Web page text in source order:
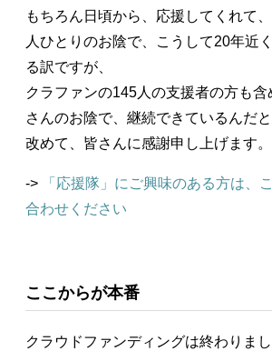
もちろん日頃から、応援してくれて
人ひとりのお陰で、こうして20年近
る訳ですが、
クラファンの145人の支援者の方も含
さんのお陰で、継続できているんだと
改めて、皆さんに感謝申し上げます。
->
「応援隊」にご興味のある方は、
合わせください
ここからが本番
クラウドファンディングは終わりま